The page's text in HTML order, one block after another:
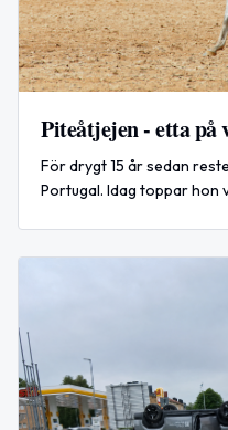
Piteåtjejen - etta på
För drygt 15 år sedan
Portugal. Idag toppar hon